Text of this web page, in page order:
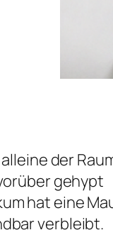
der
gehypt
hat eine
verbleibt.